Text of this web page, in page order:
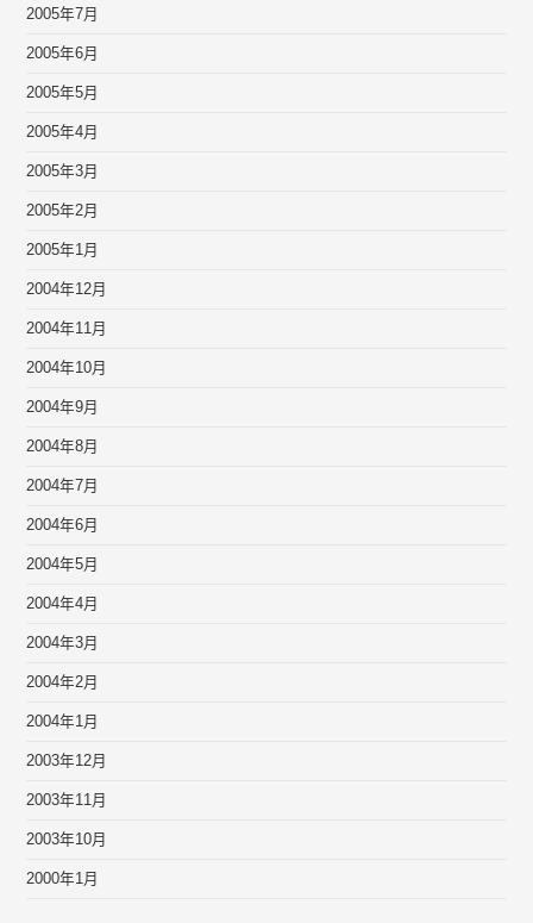
2005年7月
2005年6月
2005年5月
2005年4月
2005年3月
2005年2月
2005年1月
2004年12月
2004年11月
2004年10月
2004年9月
2004年8月
2004年7月
2004年6月
2004年5月
2004年4月
2004年3月
2004年2月
2004年1月
2003年12月
2003年11月
2003年10月
2000年1月